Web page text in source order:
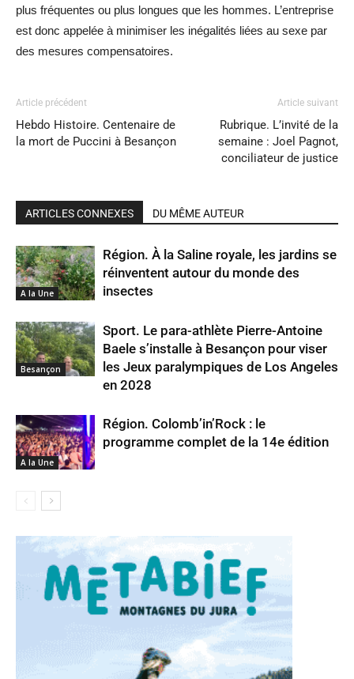
plus fréquentes ou plus longues que les hommes. L’entreprise
est donc appelée à minimiser les inégalités liées au sexe par
des mesures compensatoires.
Article précédent
Hebdo Histoire. Centenaire de
la mort de Puccini à Besançon
Article suivant
Rubrique. L’invité de la
semaine : Joel Pagnot,
conciliateur de justice
ARTICLES CONNEXES DU MÊME AUTEUR
A la Une
Région. À la Saline royale, les jardins se
réinventent autour du monde des
insectes
Besançon
Sport. Le para-athlète Pierre-Antoine
Baele s’installe à Besançon pour viser
les Jeux paralympiques de Los Angeles
en 2028
A la Une
Région. Colomb’in’Rock : le
programme complet de la 14e édition